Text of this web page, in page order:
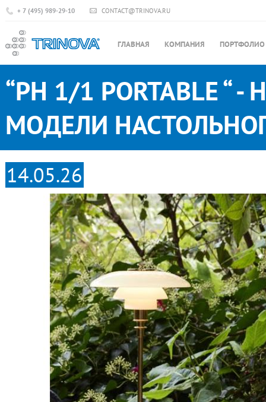
+ 7 (495) 989-29-10 CONTACT@TRINOVA.RU
ГЛАВНАЯ КОМПАНИЯ ПОРТФОЛИО
“PH 1/1 PORTABLE
МОДЕЛИ
14.05.26